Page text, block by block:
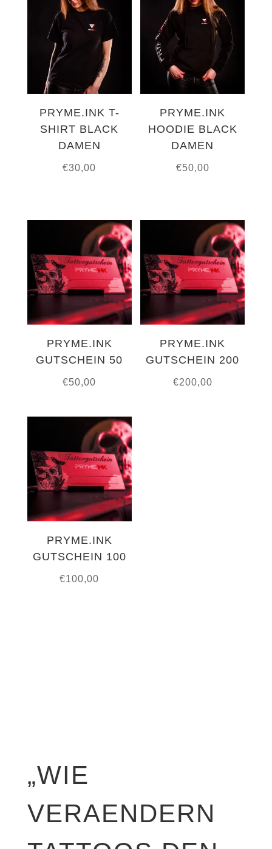
PRYME.INK T-
SHIRT BLACK
DAMEN
€30,00
PRYME.INK
HOODIE BLACK
DAMEN
€50,00
PRYME.INK
GUTSCHEIN 50
€50,00
PRYME.INK
GUTSCHEIN 200
€200,00
PRYME.INK
GUTSCHEIN 100
€100,00
„WIE
VERAENDERN